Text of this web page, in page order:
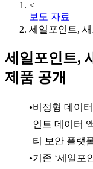
<
보도 자료
세일포인트,
세일포인트,
제품 공개
비정형 데이
인트 데이터
티 보안 플랫
기존 ‘세일포